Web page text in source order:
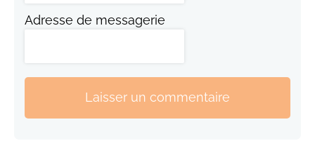
Adresse de messagerie
Laisser un commentaire